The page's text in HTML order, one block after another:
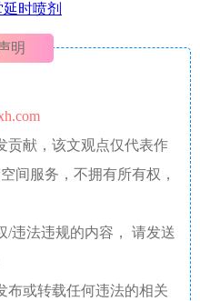
时喷剂
明
贡献，该文观点仅代表作
间服务，不拥有所有权，
/违法违规的内容， 请发送
布或转载任何违法的相关